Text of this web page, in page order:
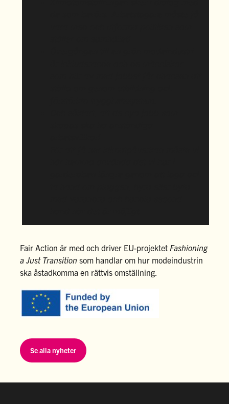
Fair Action är med och driver EU-projektet Fashioning
a Just Transition som handlar om hur modeindustrin
ska åstadkomma en rättvis omställning.
Se alla nyheter